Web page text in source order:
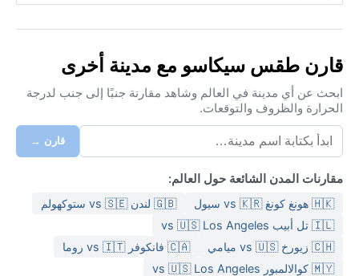
قارن طقس سيكاسو مع مدينة أخرى
ابحث عن أي مدينة في العالم وشاهد مقارنة جنبًا إلى جنب لدرجة
الحرارة والظروف والتوقعات.
قارن →
مقارنات المدن الشائعة حول العالم:
🇭🇰 هونغ كونغ vs 🇰🇷 سيول
🇬🇧 لندن vs 🇸🇪 ستوكهولم
🇮🇱 تل أبيب vs 🇺🇸 Los Angeles
🇨🇭 زيورخ vs 🇺🇸 ميامي
🇨🇦 فانكوفر vs 🇮🇹 روما
🇲🇾 كوالالمبور vs 🇺🇸 Los Angeles